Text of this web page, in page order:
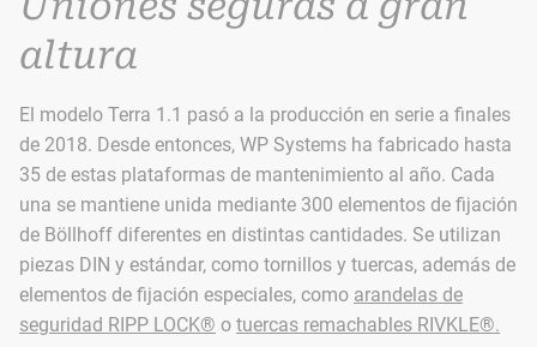
altura
El modelo Terra 1.1 pasó a la producción en serie a finales
de 2018. Desde entonces, WP Systems ha fabricado hasta
35 de estas plataformas de mantenimiento al año. Cada
una se mantiene unida mediante 300 elementos de fijación
de Böllhoff diferentes en distintas cantidades. Se utilizan
piezas DIN y estándar, como tornillos y tuercas, además de
elementos de fijación especiales, como arandelas de
seguridad RIPP LOCK® o tuercas remachables RIVKLE®.